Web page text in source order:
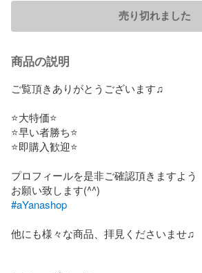
売り切れました
商品の説明
ご覧頂きありがとうございます♫
⭐️大特価⭐️
⭐️早い者勝ち⭐️
⭐️即購入歓迎⭐️
プロフィールを是非ご確認頂きますよう
#aYanashop
他にも様々な商品、拝見くださいませ♫